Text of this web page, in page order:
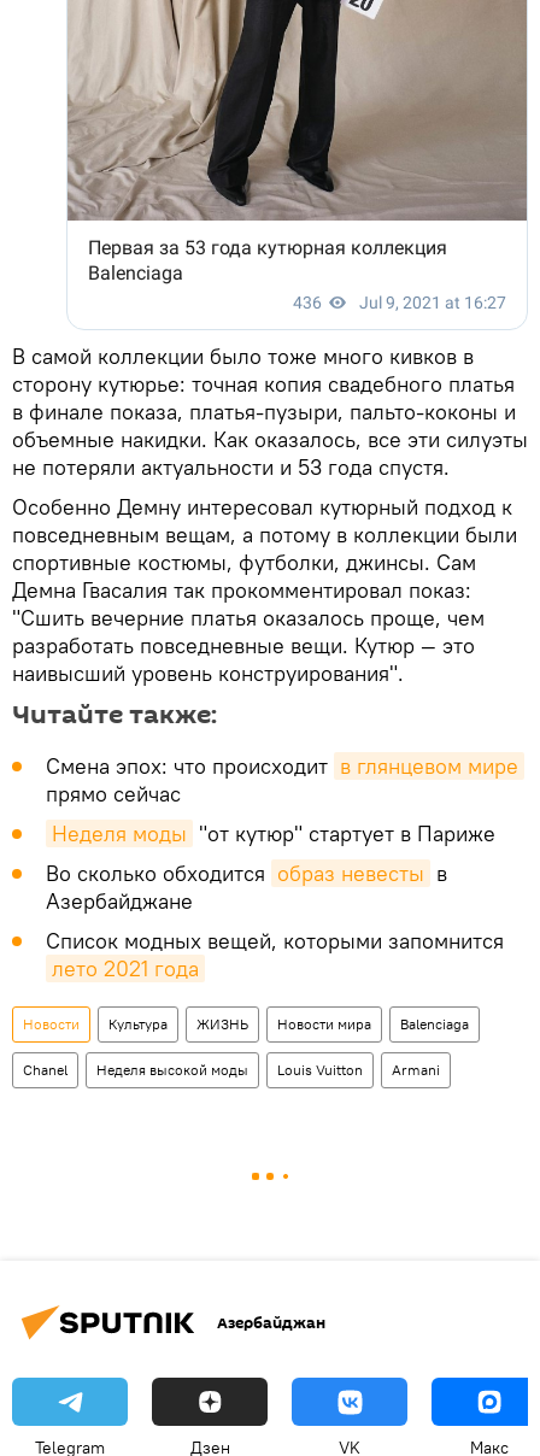
В самой коллекции было тоже много кивков в
сторону кутюрье: точная копия свадебного платья
в финале показа, платья-пузыри, пальто-коконы и
объемные накидки. Как оказалось, все эти силуэты
не потеряли актуальности и 53 года спустя.
Особенно Демну интересовал кутюрный подход к
повседневным вещам, а потому в коллекции были
спортивные костюмы, футболки, джинсы. Сам
Демна Гвасалия так прокомментировал показ:
"Сшить вечерние платья оказалось проще, чем
разработать повседневные вещи. Кутюр — это
наивысший уровень конструирования".
Читайте также:
Смена эпох: что происходит в глянцевом мире
прямо сейчас
Неделя моды "от кутюр" стартует в Париже
Во сколько обходится образ невесты в
Азербайджане
Список модных вещей, которыми запомнится
лето 2021 года
Новости Культура ЖИЗНЬ Новости мира Balenciaga
Chanel Неделя высокой моды Louis Vuitton Armani
Азербайджан
Telegram Дзен VK Макс